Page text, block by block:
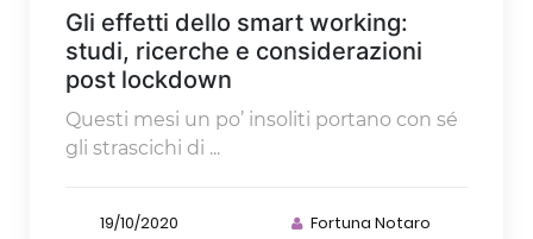
Gli effetti dello smart working:
studi, ricerche e considerazioni
post lockdown
Questi mesi un po’ insoliti portano con sé
gli strascichi di ...
19/10/2020 Fortuna Notaro